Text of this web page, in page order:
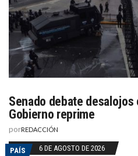
Senado debate desalojos
Gobierno reprime
porREDACCIÓN
PAÍS 6 DE AGOSTO DE 2026